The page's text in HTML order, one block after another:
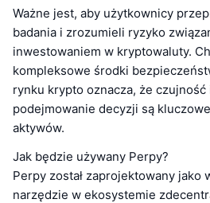
Ważne jest, aby użytkownicy
badania i zrozumieli ryzyko
inwestowaniem w kryptowaluty.
kompleksowe środki
rynku krypto oznacza, że czujność
podejmowanie decyzji są
aktywów.
Jak będzie używany Perpy?
Perpy został zaprojektowany jako
narzędzie w ekosystemie